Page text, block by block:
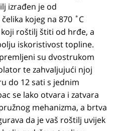
izrađen je od
kojeg na 870 ˚C
roštilj štiti od hrđe, a
iskoristivost topline.
su dvostrukom
te zahvaljujući njoj
do 12 sati s jednim
se lako otvara i zatvara
mehanizma, a brtva
da je vaš roštilj uvijek